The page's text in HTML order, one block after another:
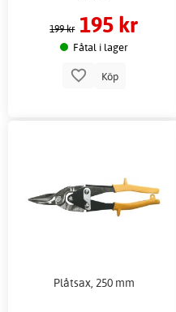
199 kr 195 kr
Fåtal i lager
Köp
Plåtsax, 250 mm